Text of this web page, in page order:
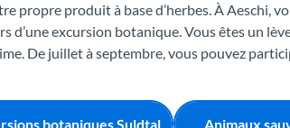
propre produit à base d’herbes. À Aeschi,
d’une excursion botanique. Vous êtes un
De juillet à septembre, vous pouvez
botaniques Suldtal Animaux